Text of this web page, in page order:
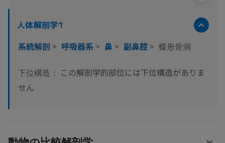
人体解剖学1
系統解剖 > 呼吸器系> 鼻 > 副鼻腔> 蝶形骨洞
下位構造：
この解剖学的部位には下位構造がありま
せん